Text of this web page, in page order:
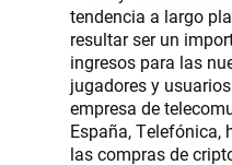
tendencia a largo
resultar ser un
ingresos para las
jugadores y
empresa de
España, Telefónica,
las compras de